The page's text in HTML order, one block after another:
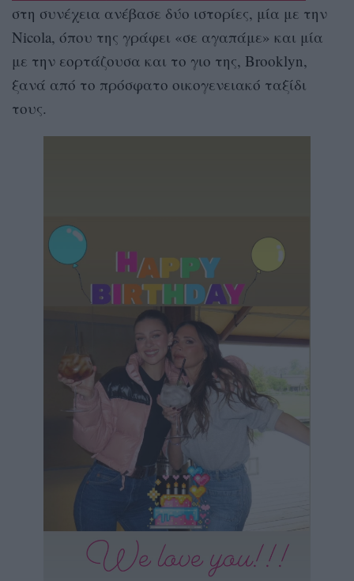
στη συνέχεια ανέβασε δύο ιστορίες, μία με την
Nicola, όπου της γράφει «σε αγαπάμε» και μία
με την εορτάζουσα και το γιο της, Brooklyn,
ξανά από το πρόσφατο οικογενειακό ταξίδι
τους.